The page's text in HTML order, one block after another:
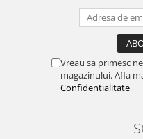
Profil U cabine dus
Bara stabilizatoare si
Garnituri cabine dus
Butoni si manere cabine dus
Vreau sa primesc
magazinului. Afla
Confidentialitate